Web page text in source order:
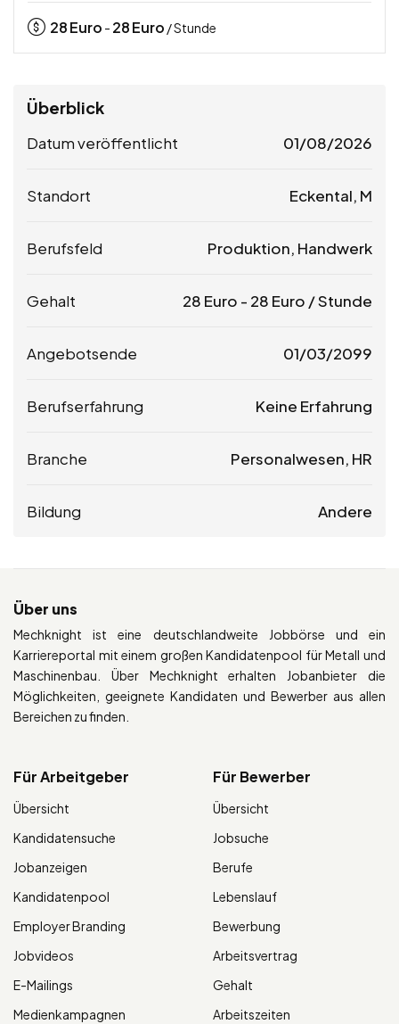
28Euro - 28Euro / Stunde
Überblick
Datum veröffentlicht 01/08/2026
Standort Eckental, M
Berufsfeld Produktion, Handwerk
Gehalt 28 Euro - 28 Euro / Stunde
Angebotsende 01/03/2099
Berufserfahrung Keine Erfahrung
Branche Personalwesen, HR
Bildung Andere
Über uns
Mechknight ist eine deutschlandweite Jobbörse und ein
Karriereportal mit einem großen Kandidatenpool für Metall und
Maschinenbau. Über Mechknight erhalten Jobanbieter die
Möglichkeiten, geeignete Kandidaten und Bewerber aus allen
Bereichen zu finden.
Für Arbeitgeber
Übersicht
Kandidatensuche
Jobanzeigen
Kandidatenpool
Employer Branding
Jobvideos
E-Mailings
Medienkampagnen
Für Bewerber
Übersicht
Jobsuche
Berufe
Lebenslauf
Bewerbung
Arbeitsvertrag
Gehalt
Arbeitszeiten